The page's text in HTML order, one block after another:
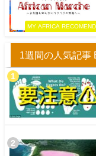
MY AFRICA RECOMEND
1週間の人気記事